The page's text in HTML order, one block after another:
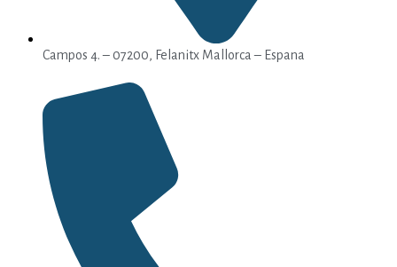
Campos 4. – 07200, Felanitx Mallorca – Espana